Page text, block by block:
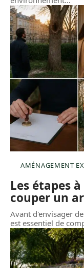
AMÉNAGEMENT
Les étapes
couper un
Avant d'envisager
est essentiel de